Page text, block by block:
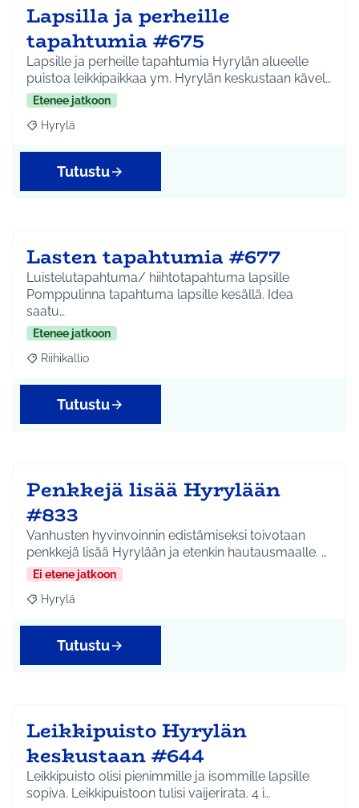
Lapsilla ja perheille
tapahtumia #675
Lapsille ja perheille tapahtumia Hyrylän alueelle
puistoa leikkipaikkaa ym. Hyrylän keskustaan kävel…
Etenee jatkoon
Rajaa tulokset aihepiirin mukaan: Hyrylä
Hyrylä
Tutustu
Lasten tapahtumia #677
Luistelutapahtuma/ hiihtotapahtuma lapsille
Pomppulinna tapahtuma lapsille kesällä. Idea
saatu…
Etenee jatkoon
Rajaa tulokset aihepiirin mukaan: Riihikallio
Riihikallio
Tutustu
Penkkejä lisää Hyrylään
#833
Vanhusten hyvinvoinnin edistämiseksi toivotaan
penkkejä lisää Hyrylään ja etenkin hautausmaalle. …
Ei etene jatkoon
Rajaa tulokset aihepiirin mukaan: Hyrylä
Hyrylä
Tutustu
Leikkipuisto Hyrylän
keskustaan #644
Leikkipuisto olisi pienimmille ja isommille lapsille
sopiva. Leikkipuistoon tulisi vaijerirata. 4 i…